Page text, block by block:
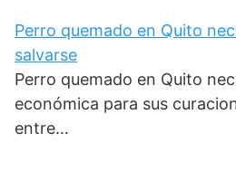
Perro quemado en Quito
salvarse
Perro quemado en Quito
económica para sus
entre…